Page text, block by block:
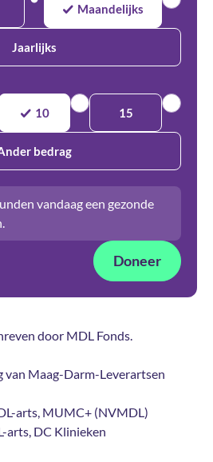
Maandelijks
Jaarlijks
10 15
bedrag
vandaag een gezonde
Doneer
door MDL Fonds.
van Maag-Darm-Leverartsen
arts, MUMC+ (NVMDL)
arts, DC Klinieken